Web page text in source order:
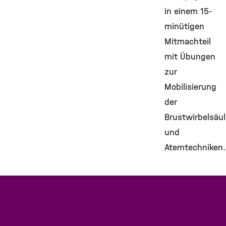
in einem 15-
minütigen
Mitmachteil
mit Übungen
zur
Mobilisierung
der
und